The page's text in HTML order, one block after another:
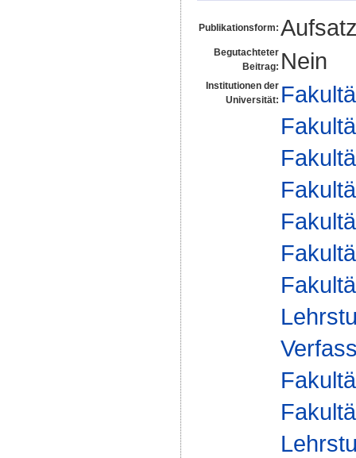
Publikationsform:
Begutachteter
Beitrag: Nein
Institutionen der
Universität: